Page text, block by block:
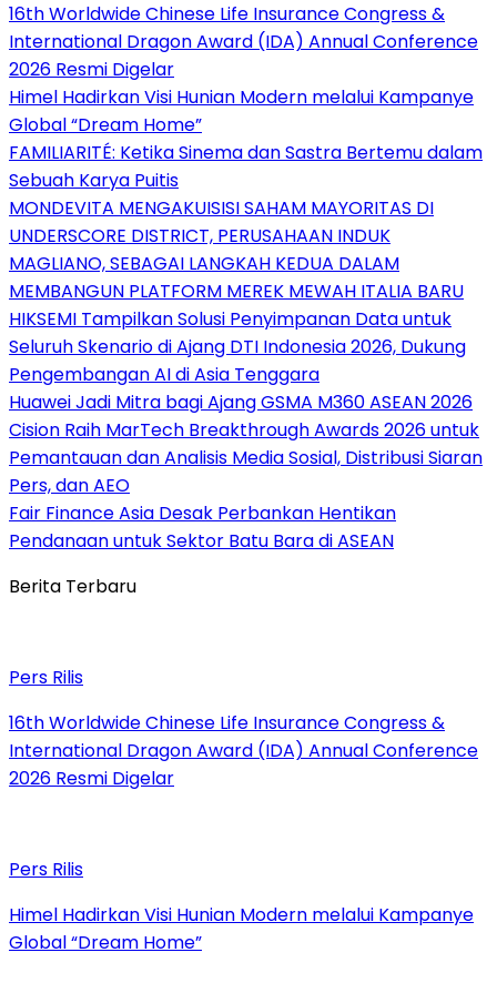
16th Worldwide Chinese Life Insurance Congress &
International Dragon Award (IDA) Annual Conference
2026 Resmi Digelar
Himel Hadirkan Visi Hunian Modern melalui Kampanye
Global “Dream Home”
FAMILIARITÉ: Ketika Sinema dan Sastra Bertemu dalam
Sebuah Karya Puitis
MONDEVITA MENGAKUISISI SAHAM MAYORITAS DI
UNDERSCORE DISTRICT, PERUSAHAAN INDUK
MAGLIANO, SEBAGAI LANGKAH KEDUA DALAM
MEMBANGUN PLATFORM MEREK MEWAH ITALIA BARU
HIKSEMI Tampilkan Solusi Penyimpanan Data untuk
Seluruh Skenario di Ajang DTI Indonesia 2026, Dukung
Pengembangan AI di Asia Tenggara
Huawei Jadi Mitra bagi Ajang GSMA M360 ASEAN 2026
Cision Raih MarTech Breakthrough Awards 2026 untuk
Pemantauan dan Analisis Media Sosial, Distribusi Siaran
Pers, dan AEO
Fair Finance Asia Desak Perbankan Hentikan
Pendanaan untuk Sektor Batu Bara di ASEAN
Berita Terbaru
Pers Rilis
16th Worldwide Chinese Life Insurance Congress &
International Dragon Award (IDA) Annual Conference
2026 Resmi Digelar
Pers Rilis
Himel Hadirkan Visi Hunian Modern melalui Kampanye
Global “Dream Home”